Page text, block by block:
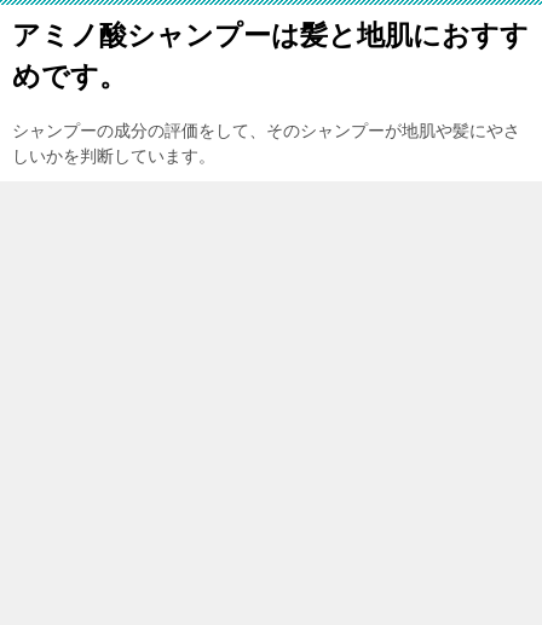
アミノ酸シャンプーは髪と地肌におすす
めです。
シャンプーの成分の評価をして、そのシャンプーが地肌や髪にやさ
しいかを判断しています。